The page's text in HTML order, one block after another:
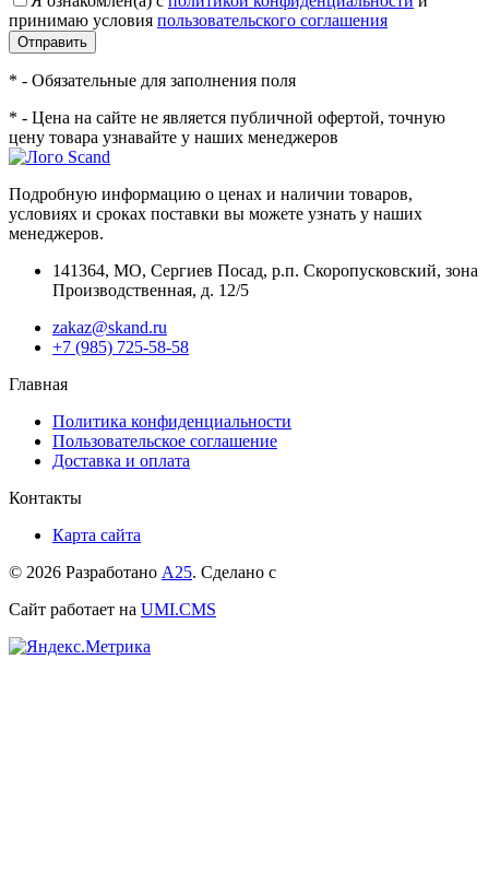
принимаю условия пользовательского соглашения
Отправить
* - Обязательные для заполнения поля
* - Цена на сайте не является публичной офертой, точную
цену товара узнавайте у наших менеджеров
Подробную информацию о ценах и наличии товаров,
условиях и сроках поставки вы можете узнать у наших
менеджеров.
141364, МО, Сергиев Посад, р.п. Скоропусковский, зона
Производственная, д. 12/5
zakaz@skand.ru
+7 (985) 725-58-58
Главная
Политика конфиденциальности
Пользовательское соглашение
Доставка и оплата
Контакты
Карта сайта
© 2026 Разработано А25. Сделано с
Сайт работает на UMI.CMS